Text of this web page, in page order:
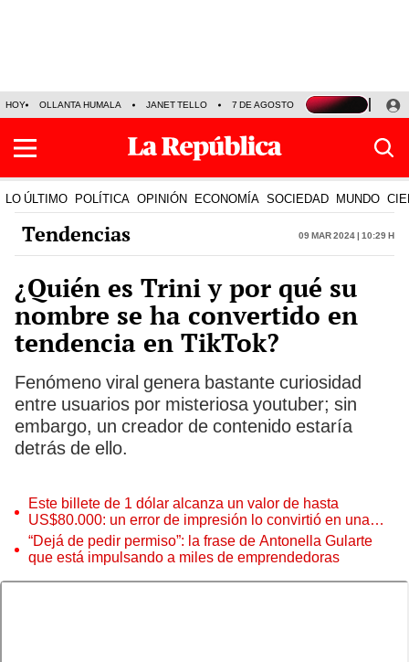
HOY OLLANTA HUMALA JANET TELLO 7 DE AGOSTO TINKA RESULTADOS
LO ÚLTIMO POLÍTICA OPINIÓN ECONOMÍA SOCIEDAD MUNDO
Tendencias 09 Mar 2024 | 10:29 h
¿Quién es Trini y por qué su
nombre se ha convertido en
tendencia en TikTok?
Fenómeno viral genera bastante curiosidad
entre usuarios por misteriosa youtuber; sin
embargo, un creador de contenido estaría
detrás de ello.
Este billete de 1 dólar alcanza un valor de hasta
US$80.000: un error de impresión lo convirtió en una
pieza única que hoy buscan coleccionistas de todo el
mundo
“Dejá de pedir permiso”: la frase de Antonella Gularte
que está impulsando a miles de emprendedoras